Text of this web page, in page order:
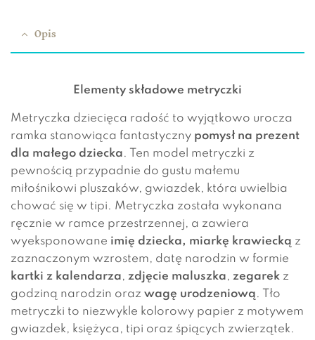
Opis
Elementy składowe metryczki
Metryczka dziecięca radość to wyjątkowo urocza
ramka stanowiąca fantastyczny pomysł na prezent
dla małego dziecka. Ten model metryczki z
pewnością przypadnie do gustu małemu
miłośnikowi pluszaków, gwiazdek, która uwielbia
chować się w tipi. Metryczka została wykonana
ręcznie w ramce przestrzennej, a zawiera
wyeksponowane imię dziecka, miarkę krawiecką z
zaznaczonym wzrostem, datę narodzin w formie
kartki z kalendarza, zdjęcie maluszka, zegarek z
godziną narodzin oraz wagę urodzeniową. Tło
metryczki to niezwykle kolorowy papier z motywem
gwiazdek, księżyca, tipi oraz śpiących zwierzątek.